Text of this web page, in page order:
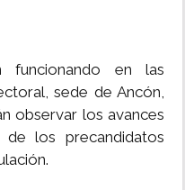
funcionando en las
sede de Ancón,
observar los avances
los precandidatos